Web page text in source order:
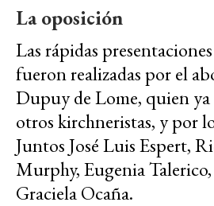
La oposición
Las rápidas
fueron realizadas por el
Dupuy de Lome, quien
otros kirchneristas, y por
Juntos José Luis Espert,
Murphy, Eugenia
Graciela Ocaña.